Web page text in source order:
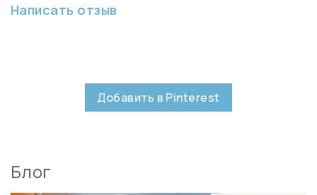
Написать отзыв
Добавить в Pinterest
Блог